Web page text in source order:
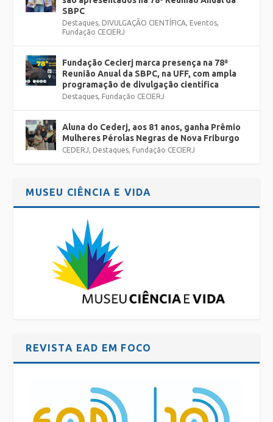
SBPC
Destaques, DIVULGAÇÃO CIENTÍFICA, Eventos,
Fundação CECIERJ
Fundação Cecierj marca presença na 78ª
Reunião Anual da SBPC, na UFF, com ampla
programação de divulgação científica
Destaques, Fundação CECIERJ
Aluna do Cederj, aos 81 anos, ganha Prêmio
Mulheres Pérolas Negras de Nova Friburgo
CEDERJ, Destaques, Fundação CECIERJ
MUSEU CIÊNCIA E VIDA
REVISTA EAD EM FOCO